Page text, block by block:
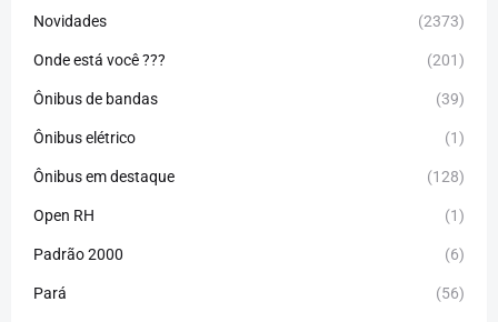
Novidades (2373)
Onde está você ??? (201)
Ônibus de bandas (39)
Ônibus elétrico (1)
Ônibus em destaque (128)
Open RH (1)
Padrão 2000 (6)
Pará (56)